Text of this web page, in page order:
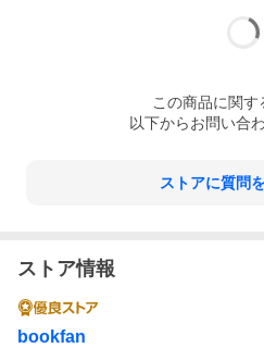
この商品に関す
以下からお問い合
ストアに質問
ストア情報
bookfan